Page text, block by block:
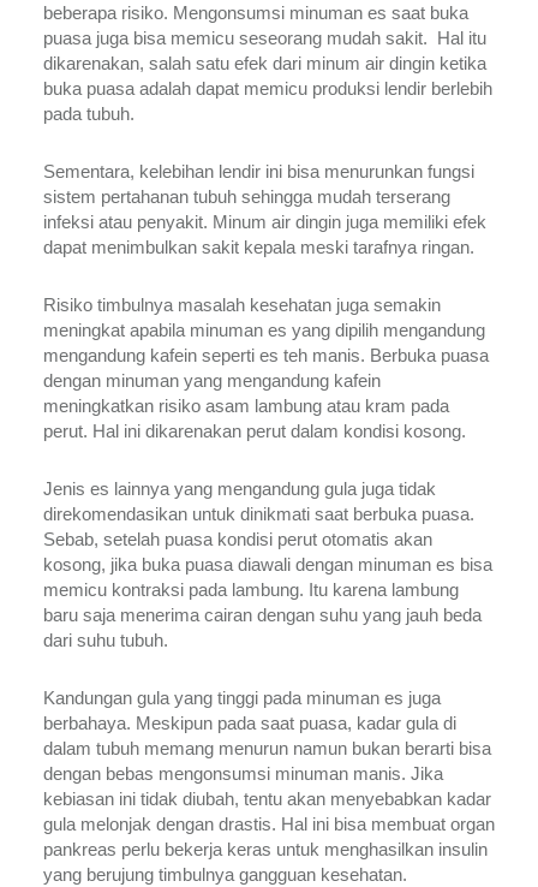
beberapa risiko. Mengonsumsi minuman es saat buka
puasa juga bisa memicu seseorang mudah sakit.  Hal itu
dikarenakan, salah satu efek dari minum air dingin ketika
buka puasa adalah dapat memicu produksi lendir berlebih
pada tubuh.
Sementara, kelebihan lendir ini bisa menurunkan fungsi
sistem pertahanan tubuh sehingga mudah terserang
infeksi atau penyakit. Minum air dingin juga memiliki efek
dapat menimbulkan sakit kepala meski tarafnya ringan.
Risiko timbulnya masalah kesehatan juga semakin
meningkat apabila minuman es yang dipilih mengandung
mengandung kafein seperti es teh manis. Berbuka puasa
dengan minuman yang mengandung kafein
meningkatkan risiko asam lambung atau kram pada
perut. Hal ini dikarenakan perut dalam kondisi kosong.
Jenis es lainnya yang mengandung gula juga tidak
direkomendasikan untuk dinikmati saat berbuka puasa.
Sebab, setelah puasa kondisi perut otomatis akan
kosong, jika buka puasa diawali dengan minuman es bisa
memicu kontraksi pada lambung. Itu karena lambung
baru saja menerima cairan dengan suhu yang jauh beda
dari suhu tubuh.
Kandungan gula yang tinggi pada minuman es juga
berbahaya. Meskipun pada saat puasa, kadar gula di
dalam tubuh memang menurun namun bukan berarti bisa
dengan bebas mengonsumsi minuman manis. Jika
kebiasan ini tidak diubah, tentu akan menyebabkan kadar
gula melonjak dengan drastis. Hal ini bisa membuat organ
pankreas perlu bekerja keras untuk menghasilkan insulin
yang berujung timbulnya gangguan kesehatan.